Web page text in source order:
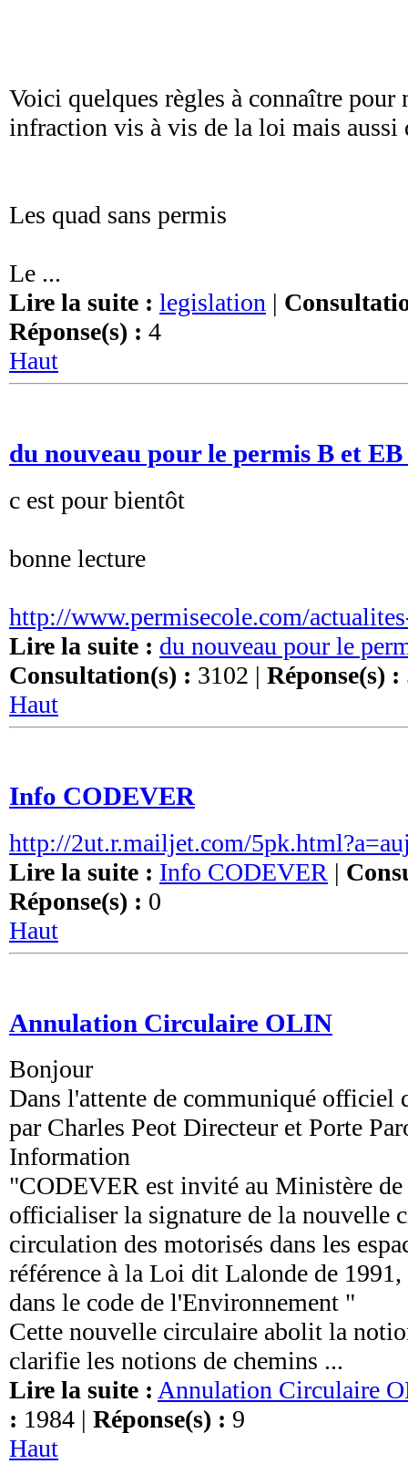
Voici quelques règles à connaître pour
infraction vis à vis de la loi mais aussi
Les quad sans permis
Le ...
Lire la suite : legislation |
Réponse(s) : 4
Haut
du nouveau pour le permis B et EB
c est pour bientôt
bonne lecture
http://www.permisecole.com/
Lire la suite : du nouveau pour le
Consultation(s) : 3102 | Réponse(s) :
Haut
Info CODEVER
http://2ut.r.mailjet.com/
Lire la suite : Info CODEVER |
Réponse(s) : 0
Haut
Annulation Circulaire OLIN
Bonjour
Dans l'attente de communiqué officiel
par Charles Peot Directeur et Porte
Information
"CODEVER est invité au Ministère
officialiser la signature de la nouvelle
circulation des motorisés dans les
référence à la Loi dit Lalonde de
dans le code de l'Environnement "
Cette nouvelle circulaire abolit la
clarifie les notions de chemins ...
Lire la suite : Annulation Circulaire
: 1984 | Réponse(s) : 9
Haut